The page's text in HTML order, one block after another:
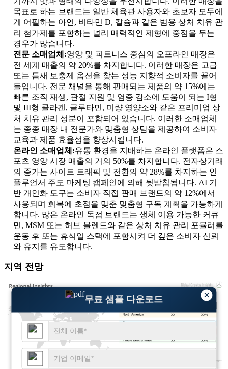
×
무료 샘플 다운로드
목표로 하는 브랜드는 일반 체육관 사용자와 초보자 모두에
게 어필하는 아연, 비타민 D, 칼슘과 같은 범용 상처 치유 관
리 첨가제를 포함하는 널리 매력적인 제형에 중점을 두는
경우가 많습니다.
전문 소매업체:영양 및 피트니스 중심의 오프라인 매장은
전 세계 매출의 약 20%를 차지합니다. 이러한 매장은 고급
또는 틈새 보충제 옵션을 찾는 성능 지향적 소비자를 끌어
들입니다. 전문 채널을 통해 판매되는 제품의 약 15%에는
빠른 조직 재생, 관절 지원 및 염증 감소에 도움이 되는 I형
및 III형 콜라겐, 글루타민, 미량 영양소와 같은 프리미엄 상
처 치유 관리 성분이 포함되어 있습니다. 이러한 소매업체
는 종종 매장 내 전문가와 맞춤형 상담을 제공하여 소비자
교육과 제품 효율성을 향상시킵니다.
온라인 소매업체:유통 환경을 지배하는 온라인 플랫폼은 스
포츠 영양 시장 매출의 거의 50%를 차지합니다. 전자상거래
의 증가는 사이트 트래픽 및 전환의 약 28%를 차지하는 인
플루언서 주도 마케팅 캠페인에 의해 뒷받침됩니다. AI 기
반 개인화 도구는 소비자 직접 판매 브랜드의 약 12%에서
사용되며 회복에 초점을 맞춘 맞춤형 구독 계획을 가능하게
합니다. 많은 온라인 독점 브랜드는 생체 이용 가능한 커큐
민, MSM 또는 허브 블렌드와 같은 상처 치유 관리 포뮬러를
운동 후 또는 휴식일 스택에 포함시켜 더 깊은 소비자 신뢰
와 유지를 유도합니다.
지역 전망
XX%
XX
XX%
XX